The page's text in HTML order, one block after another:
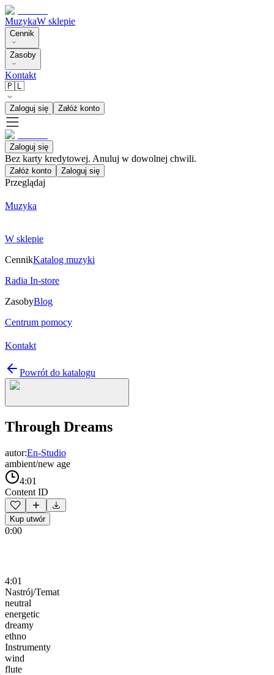
MuzykaW sklepie
Cennik
Zasoby
Kontakt
🇵🇱
Zaloguj się Załóż konto
Zaloguj się
Bez karty kredytowej. Anuluj w dowolnej chwili.
Załóż konto Zaloguj się
Przeglądaj
Muzyka
W sklepie
CennikKatalog muzyki
Radia In-store
ZasobyBlog
Centrum pomocy
Kontakt
Powrót do katalogu
Through Dreams
autor:En-Studio
ambient/new age
4:01
Content ID
Kup utwór
0:00
4:01
Nastrój/Temat
neutral
energetic
dreamy
ethno
Instrumenty
wind
flute